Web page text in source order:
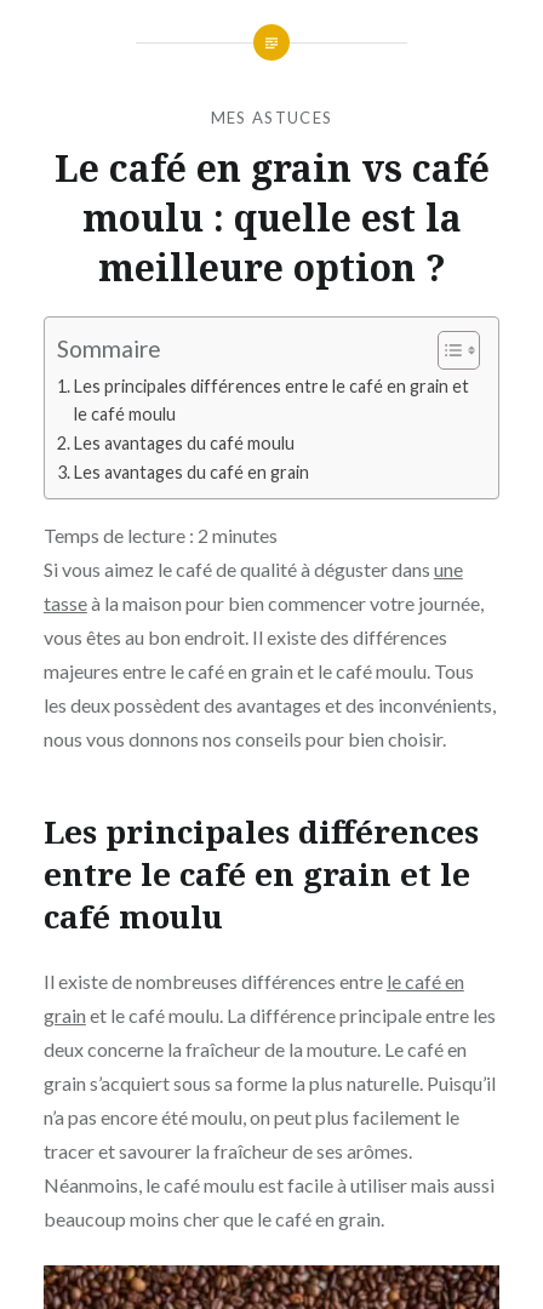
MES ASTUCES
Le café en grain vs café
moulu : quelle est la
meilleure option ?
Sommaire
Les principales différences entre le café en grain et
le café moulu
Les avantages du café moulu
Les avantages du café en grain
Temps de lecture : 2 minutes
Si vous aimez le café de qualité à déguster dans une
tasseà la maison pour bien commencer votre journée,
vous êtes au bon endroit. Il existe des différences
majeures entre le café en grain et le café moulu. Tous
les deux possèdent des avantages et des inconvénients,
nous vous donnons nos conseils pour bien choisir.
Les principales différences
entre le café en grain et le
café moulu
Il existe de nombreuses différences entre le café en
grain et le café moulu. La différence principale entre les
deux concerne la fraîcheur de la mouture. Le café en
grain s’acquiert sous sa forme la plus naturelle. Puisqu’il
n’a pas encore été moulu, on peut plus facilement le
tracer et savourer la fraîcheur de ses arômes.
Néanmoins, le café moulu est facile à utiliser mais aussi
beaucoup moins cher que le café en grain.